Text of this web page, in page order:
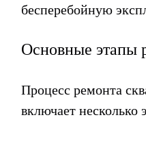
бесперебойную
Основные этапы
Процесс ремонта
включает несколько